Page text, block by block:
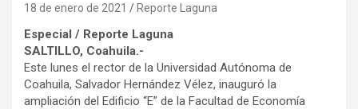
18 de enero de 2021 Reporte Laguna
Especial / Reporte Laguna
SALTILLO, Coahuila.-
Este lunes el rector de la Universidad Autónoma de
Coahuila, Salvador Hernández Vélez, inauguró la
ampliación del Edificio “E” de la Facultad de Economía